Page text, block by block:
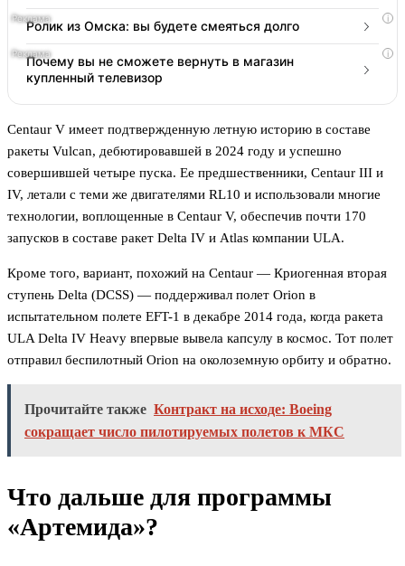
i
Ролик из Омска: вы будете смеяться долго
i
Почему вы не сможете вернуть в магазин
купленный телевизор
Centaur V имеет подтвержденную летную историю в составе
ракеты Vulcan, дебютировавшей в 2024 году и успешно
совершившей четыре пуска. Ее предшественники, Centaur III и
IV, летали с теми же двигателями RL10 и использовали многие
технологии, воплощенные в Centaur V, обеспечив почти 170
запусков в составе ракет Delta IV и Atlas компании ULA.
Кроме того, вариант, похожий на Centaur — Криогенная вторая
ступень Delta (DCSS) — поддерживал полет Orion в
испытательном полете EFT-1 в декабре 2014 года, когда ракета
ULA Delta IV Heavy впервые вывела капсулу в космос. Тот полет
отправил беспилотный Orion на околоземную орбиту и обратно.
Прочитайте также Контракт на исходе: Boeing
сокращает число пилотируемых полетов к МКС
Что дальше для программы
«Артемида»?